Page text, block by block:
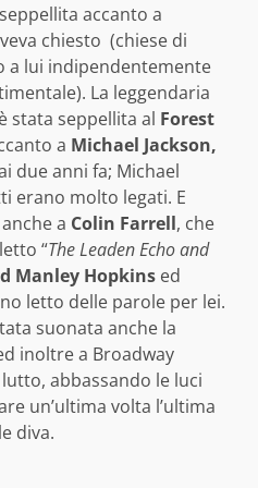
accanto a
chiesto (chiese di
a lui indipendentemente
La leggendaria
stata seppellita al Forest
a Michael Jackson,
due anni fa; Michael
erano molto legati. E
a Colin Farrell, che
“The Leaden Echo and
Manley Hopkins ed
letto delle parole per lei.
suonata anche la
inoltre a Broadway
abbassando le luci
un’ultima volta l’ultima
diva.